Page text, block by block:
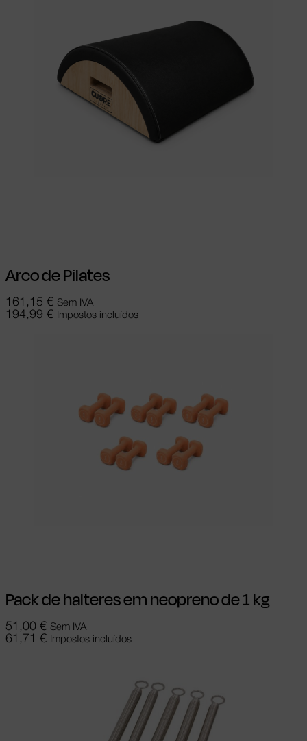
Arco de Pilates
161,15 € Sem IVA
194,99 € Impostos incluídos
Pack de halteres em neopreno de 1 kg
51,00 € Sem IVA
61,71 € Impostos incluídos